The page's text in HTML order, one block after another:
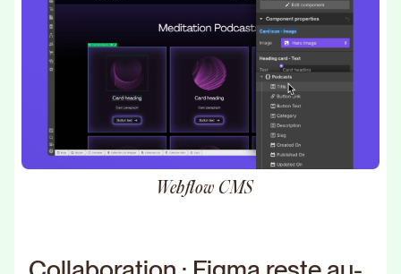
Webflow CMS